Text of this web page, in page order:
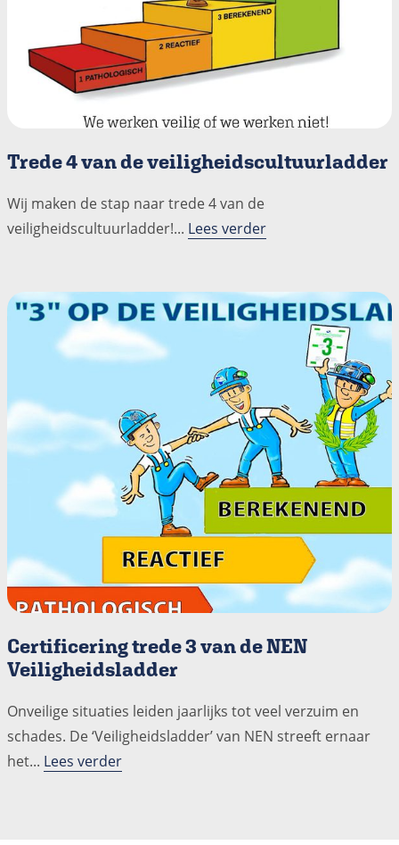
Trede 4 van de veiligheidscultuurladder
Wij maken de stap naar trede 4 van de
veiligheidscultuurladder!... Lees verder
Certificering trede 3 van de NEN
Veiligheidsladder
Onveilige situaties leiden jaarlijks tot veel verzuim en
schades. De ‘Veiligheidsladder’ van NEN streeft ernaar
het... Lees verder